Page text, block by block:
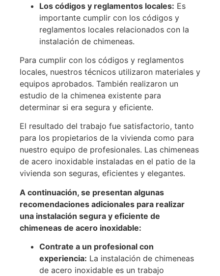
Los códigos y reglamentos locales: Es
importante cumplir con los códigos y
reglamentos locales relacionados con la
instalación de chimeneas.
Para cumplir con los códigos y reglamentos
locales, nuestros técnicos utilizaron materiales y
equipos aprobados. También realizaron un
estudio de la chimenea existente para
determinar si era segura y eficiente.
El resultado del trabajo fue satisfactorio, tanto
para los propietarios de la vivienda como para
nuestro equipo de profesionales. Las chimeneas
de acero inoxidable instaladas en el patio de la
vivienda son seguras, eficientes y elegantes.
A continuación, se presentan algunas
recomendaciones adicionales para realizar
una instalación segura y eficiente de
chimeneas de acero inoxidable:
Contrate a un profesional con
experiencia: La instalación de chimeneas
de acero inoxidable es un trabajo